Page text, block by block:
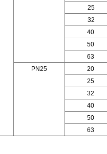
25
32
40
50
63
PN25
20
25
32
40
50
63